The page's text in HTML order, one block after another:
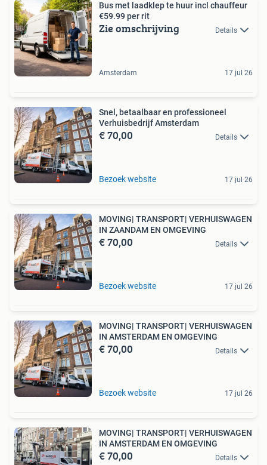
Bus met laadklep te huur incl chauffeur
€59.99 per rit
Zie omschrijving Details
Amsterdam 17 jul 26
Snel, betaalbaar en professioneel
Verhuisbedrijf Amsterdam
€ 70,00 Details
Bezoek website 17 jul 26
MOVING| TRANSPORT| VERHUISWAGEN
IN ZAANDAM EN OMGEVING
€ 70,00 Details
Bezoek website 17 jul 26
MOVING| TRANSPORT| VERHUISWAGEN
IN AMSTERDAM EN OMGEVING
€ 70,00 Details
Bezoek website 17 jul 26
MOVING| TRANSPORT| VERHUISWAGEN
IN AMSTERDAM EN OMGEVING
€ 70,00 Details